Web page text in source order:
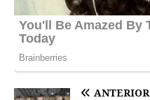
ANTERIOR